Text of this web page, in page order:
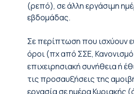
(ρεπό), σε άλλη εργάσιμη
εβδομάδας.
Σε περίπτωση που ισχύουν
όροι (πχ από ΣΣΕ,
επιχειρησιακή συνήθεια ή
τις προσαυξήσεις της
εργασία σε ημέρα Κυριακής